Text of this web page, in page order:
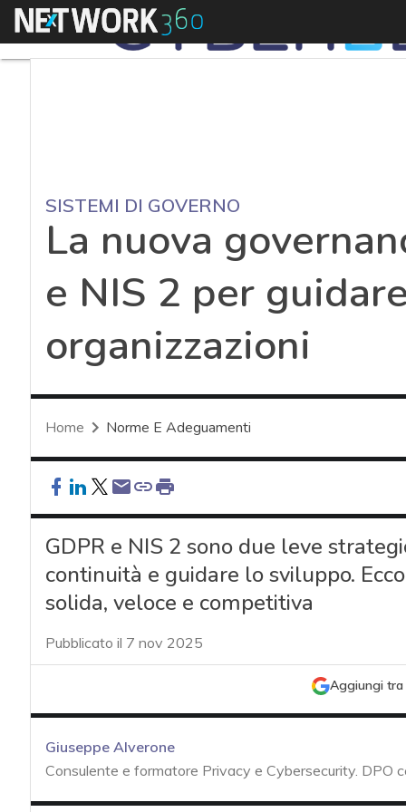
Menu
SISTEMI DI GOVERNO
La nuova
e NIS 2 per
organizzazioni
Home Norme E Adeguamenti
GDPR e NIS 2 sono due leve
continuità e guidare lo sviluppo.
solida, veloce e competitiva
Pubblicato il 7 nov 2025
Aggiungi tra
Giuseppe Alverone
Consulente e formatore Privacy e Cybersecurity.